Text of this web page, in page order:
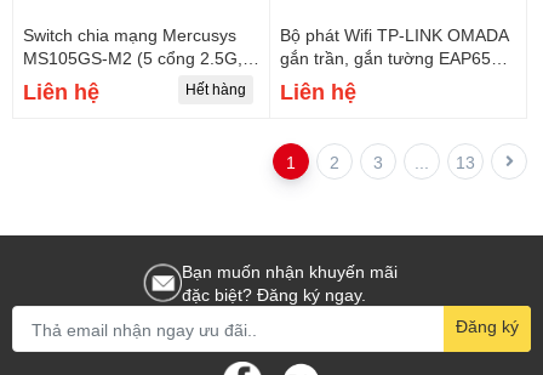
Switch chia mạng Mercusys
MS105GS-M2 (5 cổng 2.5G,
vỏ sắt)
Liên hệ Hết hàng
Bộ phát Wifi TP-LINK OMADA
gắn trần, gắn tường EAP653
UR (Wifi 6, AX3000, Lan
2.5GE)
Liên hệ
1 2 3 13
Bạn muốn nhận khuyến mãi
đặc biệt? Đăng ký ngay.
Đăng ký